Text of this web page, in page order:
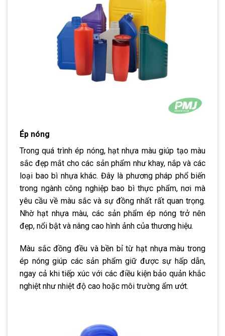
Ép nóng
Trong quá trình ép nóng, hạt nhựa màu giúp tạo màu
sắc đẹp mắt cho các sản phẩm như khay, nắp và các
loại bao bì nhựa khác. Đây là phương pháp phổ biến
trong ngành công nghiệp bao bì thực phẩm, nơi mà
yêu cầu về màu sắc và sự đồng nhất rất quan trọng.
Nhờ hạt nhựa màu, các sản phẩm ép nóng trở nên
đẹp, nổi bật và nâng cao hình ảnh của thương hiệu.
Màu sắc đồng đều và bền bỉ từ hạt nhựa màu trong
ép nóng giúp các sản phẩm giữ được sự hấp dẫn,
ngay cả khi tiếp xúc với các điều kiện bảo quản khắc
nghiệt như nhiệt độ cao hoặc môi trường ẩm ướt.